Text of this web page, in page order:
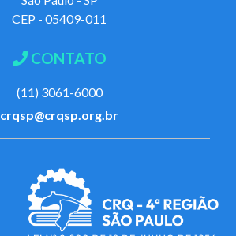
CEP - 05409-011
CONTATO
(11) 3061-6000
crqsp@crqsp.org.br